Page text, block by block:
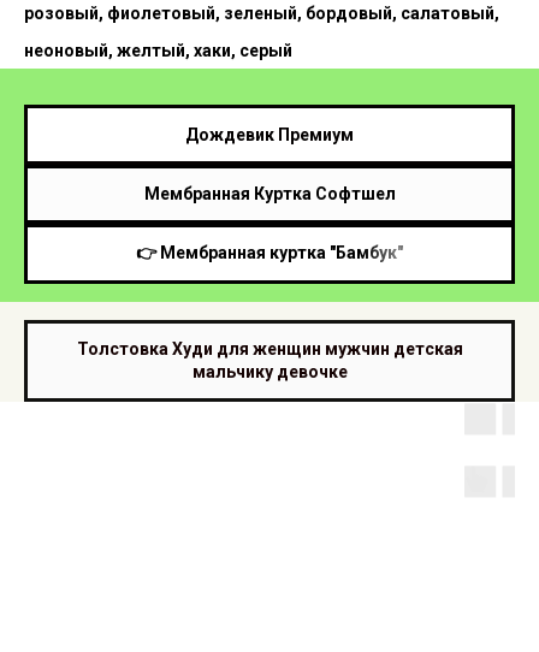
розовый, фиолетовый, зеленый, бордовый, салатовый,
неоновый, желтый, хаки, серый
Дождевик Премиум
Мембранная Куртка Софтшел
👉 Мембранная куртка "Бамбук"
Толстовка Худи для женщин мужчин детская
мальчику девочке